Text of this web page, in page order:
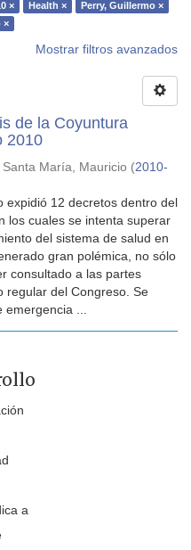
× Health ×
Perry, Guillermo ×
×
Mostrar filtros avanzados
de la Coyuntura
2010
Santa María, Mauricio (2010-
expidió 12 decretos dentro del
los cuales se intenta superar
del sistema de salud en
gran polémica, no sólo
consultado a las partes
regular del Congreso. Se
...
a